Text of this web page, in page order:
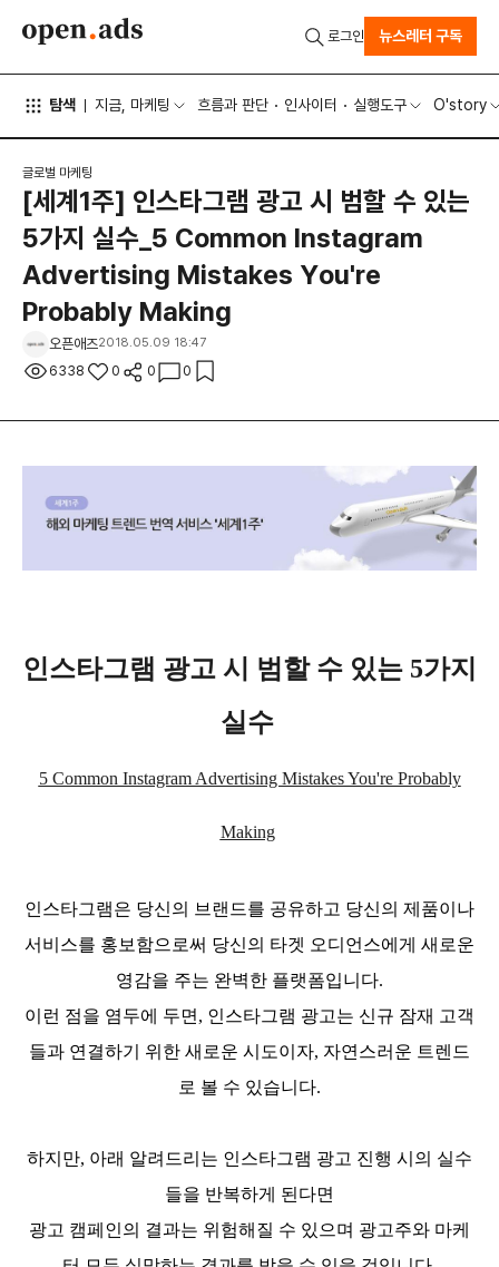
탐색 지금, 마케팅 흐름과 판단 인사이터 실행도구 O'story
로그인 뉴스레터 구독
글로벌 마케팅
[세계1주] 인스타그램 광고 시 범할 수 있는
5가지 실수_5 Common Instagram
Advertising Mistakes You're
Probably Making
오픈애즈2018.05.09 18:47
6338 0 0 0
인스타그램 광고 시 범할 수 있는 5가지
실수
5 Common Instagram Advertising Mistakes You're Probably
Making
인스타그램은 당신의 브랜드를 공유하고 당신의 제품이나
서비스를 홍보함으로써 당신의 타겟 오디언스에게 새로운
영감을 주는 완벽한 플랫폼입니다.
이런 점을 염두에 두면, 인스타그램 광고는 신규 잠재 고객
들과 연결하기 위한 새로운 시도이자, 자연스러운 트렌드
로 볼 수 있습니다.
하지만, 아래 알려드리는 인스타그램 광고 진행 시의 실수
들을 반복하게 된다면
광고 캠페인의 결과는 위험해질 수 있으며 광고주와 마케